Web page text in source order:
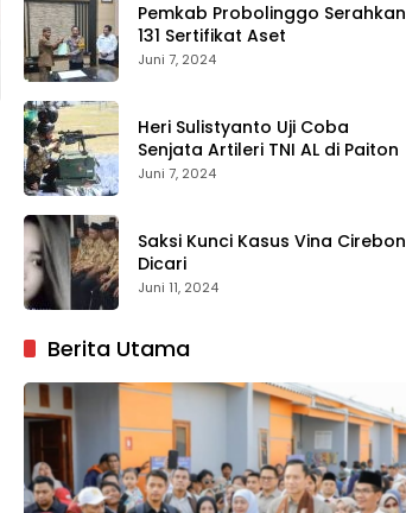
Pemkab Probolinggo Serahkan
131 Sertifikat Aset
Juni 7, 2024
Heri Sulistyanto Uji Coba
Senjata Artileri TNI AL di Paiton
Juni 7, 2024
Saksi Kunci Kasus Vina Cirebon
Dicari
Juni 11, 2024
Berita Utama